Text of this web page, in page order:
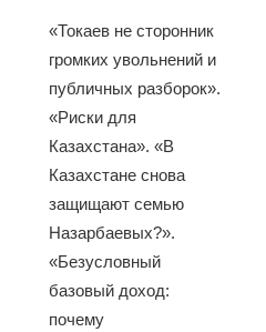
«Токаев не сторонник
громких увольнений и
публичных разборок».
«Риски для
Казахстана». «В
Казахстане снова
защищают семью
Назарбаевых?».
«Безусловный
базовый доход:
почему